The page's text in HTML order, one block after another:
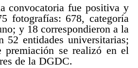
convocatoria fue positiva y
fotografías: 678, categoría
y 18 correspondieron a la
52 entidades universitarias;
premiación se realizó en el
de la DGDC.